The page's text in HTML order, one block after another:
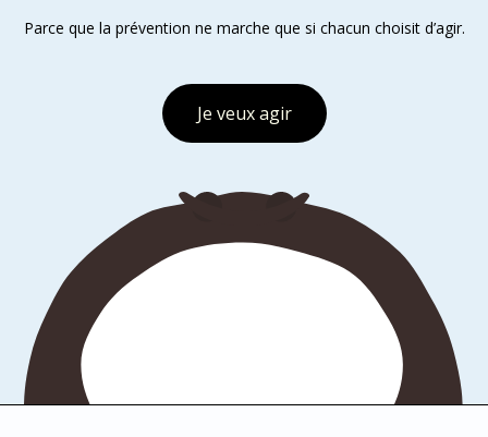
Parce que la prévention ne marche que si chacun choisit d’agir.
Je veux agir